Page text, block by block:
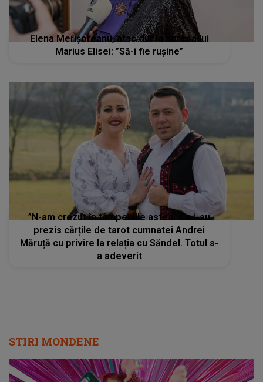
Elena Merișoreanu, atac dur la adresa lui
Marius Elisei: ”Să-i fie rușine”
”N-am crezut în tâmpeniile astea” Ce i-au
prezis cărțile de tarot cumnatei Andrei
Măruță cu privire la relația cu Săndel. Totul s-
a adeverit
STIRI MONDENE